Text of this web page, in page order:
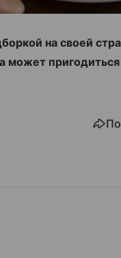
на своей
может